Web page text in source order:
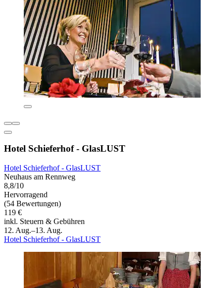
Hotel Schieferhof - GlasLUST
Hotel Schieferhof - GlasLUST
Neuhaus am Rennweg
8,8/10
Hervorragend
(54 Bewertungen)
119 €
inkl. Steuern & Gebühren
12. Aug.–13. Aug.
Hotel Schieferhof - GlasLUST